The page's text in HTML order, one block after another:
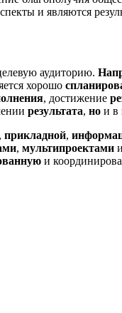
и являются
аудиторию.
хорошо
, достижение
результата, но и в
, прикладной,
, мультипроектами
и